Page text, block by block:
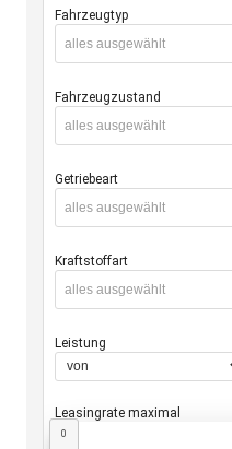
Fahrzeugtyp
alles ausgewählt
Fahrzeugzustand
alles ausgewählt
Getriebeart
alles ausgewählt
Kraftstoffart
alles ausgewählt
Leistung
Leasingrate maximal
0